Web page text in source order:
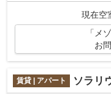
現在空
「メ
お
賃貸 | アパート ソラリ